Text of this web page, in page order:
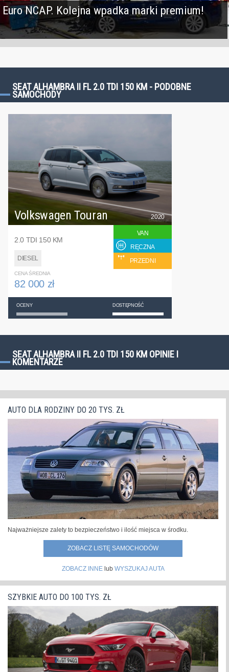
Euro NCAP. Kolejna wpadka marki premium!
SEAT ALHAMBRA II FL 2.0 TDI 150 KM - PODOBNE
SAMOCHODY
Volkswagen Touran
2.0 TDI 150 KM
DIESEL
2020
VAN
RĘCZNA
PRZEDNI
CENA ŚREDNIA
82 000 zł
OCENY DOSTĘPNOŚĆ
SEAT ALHAMBRA II FL 2.0 TDI 150 KM OPINIE I
KOMENTARZE
AUTO DLA RODZINY DO 20 TYS. ZŁ
Najważniejsze zalety to bezpieczeństwo i ilość miejsca w środku.
ZOBACZ LISTĘ SAMOCHODÓW
ZOBACZ INNElub WYSZUKAJ AUTA
SZYBKIE AUTO DO 100 TYS. ZŁ